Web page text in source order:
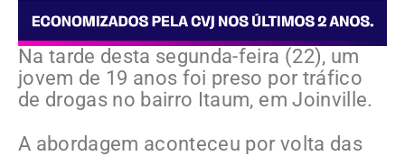
Na tarde desta segunda-feira (22), um
jovem de 19 anos foi preso por tráfico
de drogas no bairro Itaum, em Joinville.
A abordagem aconteceu por volta das